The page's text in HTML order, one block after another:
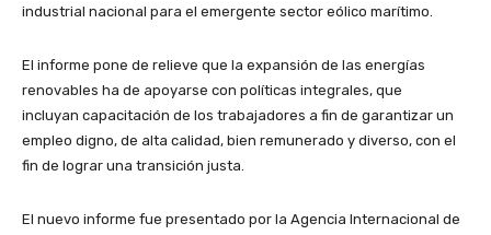
industrial nacional para el emergente sector eólico marítimo.
El informe pone de relieve que la expansión de las energías
renovables ha de apoyarse con políticas integrales, que
incluyan capacitación de los trabajadores a fin de garantizar un
empleo digno, de alta calidad, bien remunerado y diverso, con el
fin de lograr una transición justa.
El nuevo informe fue presentado por la Agencia Internacional de